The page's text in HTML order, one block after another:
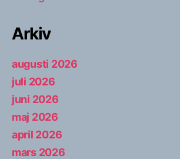
Arkiv
augusti 2026
juli 2026
juni 2026
maj 2026
april 2026
mars 2026